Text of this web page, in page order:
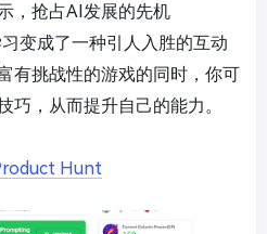
，抢占AI发展的先机
变成了一种引人入胜的互动
有挑战性的游戏的同时，你可
巧，从而提升自己的能力。
Hunt